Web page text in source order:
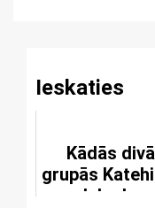
Ieskaties
Kādās
grupās
sadala